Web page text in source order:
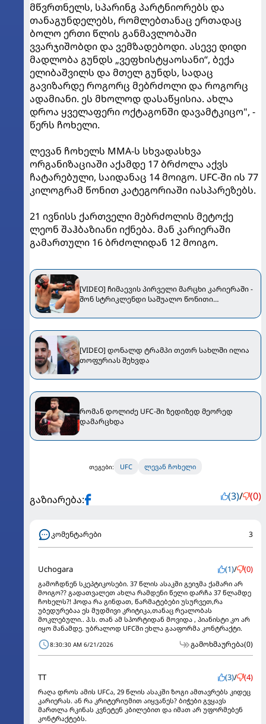
მწვრთნელს, სპარინგ პარტნიორებს და
თანაგუნდელებს, რომლებთანაც ერთადაც
ბოლო ერთი წლის განმავლობაში
ვვარჯიშობდი და ვემზადებოდი. ასევე დიდი
მადლობა გუნდს „ვეფხისტყაოსანი“, ბექა
ელიბაშვილს და მთელ გუნდს, სადაც
გავიზარდე როგორც მებრძოლი და როგორც
ადამიანი. ეს მხოლოდ დასაწყისია. ახლა
დროა ყველაფერი ოქტაგონში დავამტკიცო", -
წერს ჩოხელი.
ლევან ჩოხელს MMA-ს სხვადასხვა
ორგანიზაციაში აქამდე 17 ბრძოლა აქვს
ჩატარებული, საიდანაც 14 მოიგო. UFC-ში ის 77
კილოგრამ წონით კატეგორიაში იასპარეზებს.
21 ივნისს ქართველი მებრძოლის მეტოქე
ლეონ შაჰბაზიანი იქნება. მან კარიერაში
გამართული 16 ბრძოლიდან 12 მოიგო.
[VIDEO] ჩიმაევის პირველი მარცხი კარიერაში -
შონ სტრიკლენდი საშუალო წონითი
[VIDEO] დონალდ ტრამპი თეთრ სახლში ილია
თოფურიას შეხვდა
რომან დოლიძე UFC-ში ზედიზედ მეორედ
დამარცხდა
თეგები: UFC ლევან ჩოხელი
გაზიარება: (3)/ (0)
კომენტარები 3
Uchogara (1)/ (0)
გამოჩდნენ სკეპტიკოსები. 37 წლის ასაკში გეიჯმა ქამარი არ
მოიგო?? გადათვალეთ ახლა რამდენი წელი დარჩა 37 წლამდე
ჩოხელს?! ჰოდა რა გინდათ, წარმატებები უსურვეთ,რა
უბედურებაა ეს მუდმივი კრიტიკა,თანაც რეალობას
მოკლებული.. პ.ს. თან ამ სპორტიდან მოვიდა , პიანისტი კო არ
იყო მანამდე. უბრალოდ UFCში ეხლა გააფორმა კონტრაქტი.
8:30:30 AM 6/21/2026 გამოხმაურება(0)
TT (3)/ (4)
რაღა დროს ამის UFCა, 29 წლის ასაკში ზოგი ამთავრებს კიდეც
კარიერას. ან რა კრიტერიუმით აიყვანეს? ბიჭები გვყავს
მართლა რკინას კვნეტენ კბილებით და იმათ არ უფორმებენ
კონტრაქტებს.